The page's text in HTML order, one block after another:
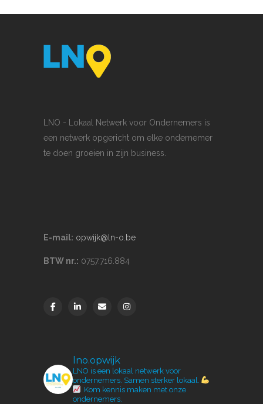
LNO - Lokaal Netwerk voor Ondernemers is
een netwerk opgericht om elke ondernemer
te doen groeien in zijn business.
E-mail: opwijk@ln-o.be
BTW nr.: 0757.716.884
lno.opwijk
LNO is een lokaal netwerk voor
ondernemers. Samen sterker lokaal.
Kom kennis maken met onze
ondernemers.